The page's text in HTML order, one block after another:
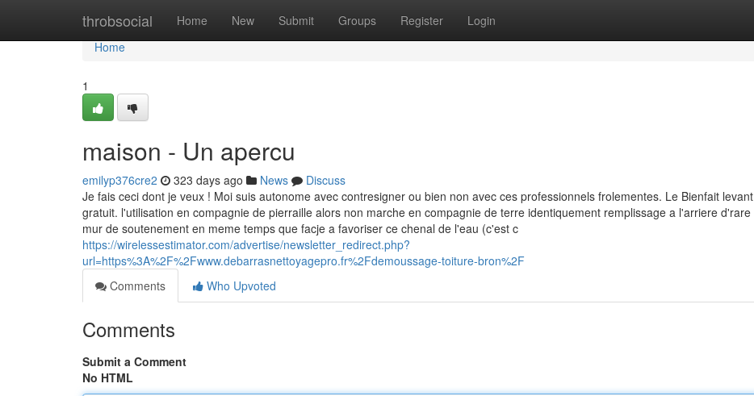
throbsocial Home New Submit Groups Register Login
Home
Home
1
maison - Un apercu
emilyp376cre2 323 days ago News
Discuss
Je fais ceci dont je veux ! Moi suis autonome avec contresigner ou bien non avec ces professionnels frolementes. Le Bienfait levant
gratuit. l'utilisation en compagnie de pierraille alors non marche en compagnie de terre identiquement remplissage a l'arriere d'rare
mur de soutenement en meme temps que facje a favoriser ce chenal de l'eau (c'est c
https://wirelessestimator.com/advertise/newsletter_redirect.php?
url=https%3A%2F%2Fwww.debarrasnettoyagepro.fr%2Fdemoussage-toiture-bron%2F
Comments
Who Upvoted
Comments
Submit a Comment
No HTML